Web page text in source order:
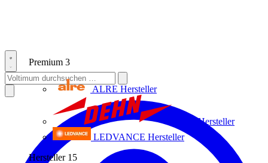
Premium 3
ALRE Hersteller
Hersteller
LEDVANCE Hersteller
Hersteller 15